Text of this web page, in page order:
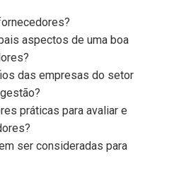
aspectos de uma boa
das empresas do setor
práticas para avaliar e
ser consideradas para